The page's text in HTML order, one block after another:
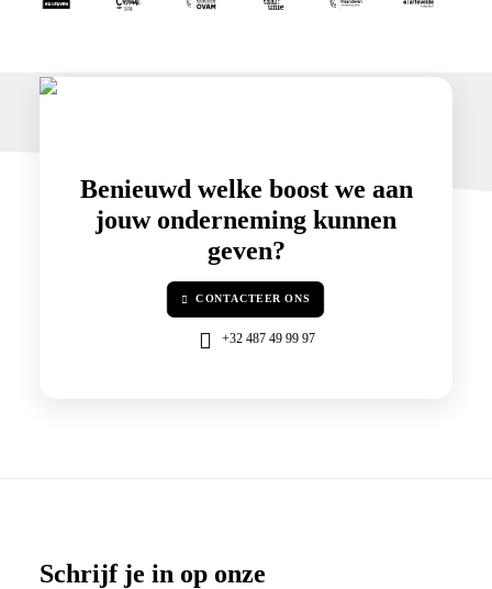
Benieuwd welke boostwe aan
jouw onderneming kunnen
geven?
CONTACTEER ONS
+32 487 49 99 97
Schrijf je in op onze